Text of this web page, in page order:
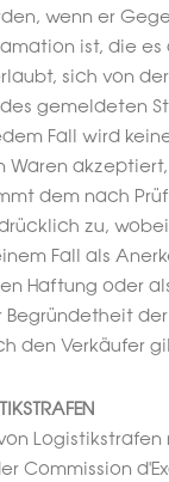
wenn er
ist, die es
sich von der
gemeldeten
Fall wird
Waren
dem nach
zu,
Fall als
Haftung oder
Begründetheit
den Verkäufer
Logistikstrafen
Commission